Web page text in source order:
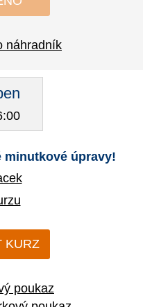
náhradník
minutkové úpravy!
KURZ
poukaz